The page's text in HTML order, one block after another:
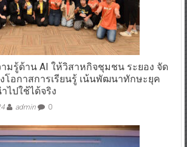
ามรู้ด้าน AI ให้วิสาหกิจชุมชน ระยอง จัด
โอกาสการเรียนรู้ เน้นพัฒนาทักษะยุค
ไปใช้ได้จริง
admin 0